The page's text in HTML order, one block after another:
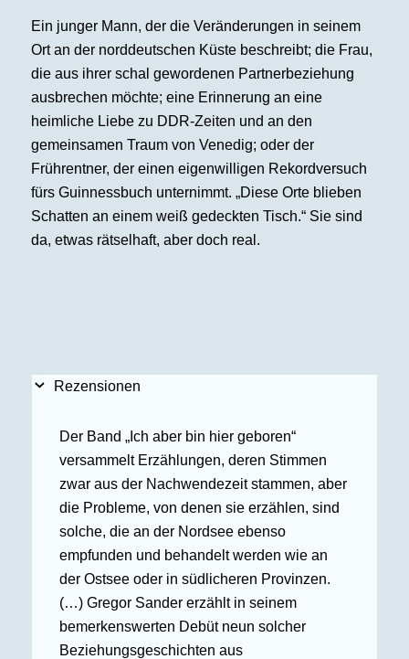
Ein junger Mann, der die Veränderungen in seinem
Ort an der norddeutschen Küste beschreibt; die Frau,
die aus ihrer schal gewordenen Partnerbeziehung
ausbrechen möchte; eine Erinnerung an eine
heimliche Liebe zu DDR-Zeiten und an den
gemeinsamen Traum von Venedig; oder der
Frührentner, der einen eigenwilligen Rekordversuch
fürs Guinnessbuch unternimmt. „Diese Orte blieben
Schatten an einem weiß gedeckten Tisch.“ Sie sind
da, etwas rätselhaft, aber doch real.
Rezensionen
Der Band „Ich aber bin hier geboren“
versammelt Erzählungen, deren Stimmen
zwar aus der Nachwendezeit stammen, aber
die Probleme, von denen sie erzählen, sind
solche, die an der Nordsee ebenso
empfunden und behandelt werden wie an
der Ostsee oder in südlicheren Provinzen.
(…) Gregor Sander erzählt in seinem
bemerkenswerten Debüt neun solcher
Beziehungsgeschichten aus